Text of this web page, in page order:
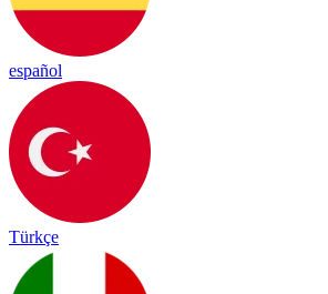
español
Türkçe